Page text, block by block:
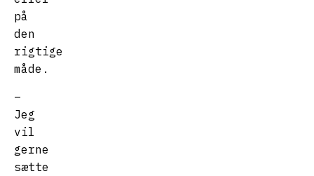
på
den
rigtige
måde.
–
Jeg
vil
gerne
sætte